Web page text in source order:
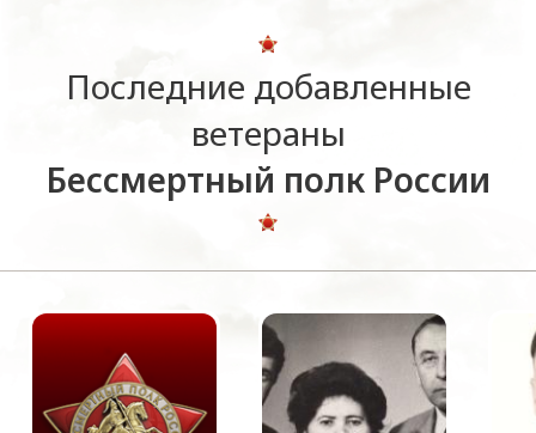
Последние добавленные
ветераны
Бессмертный полк России